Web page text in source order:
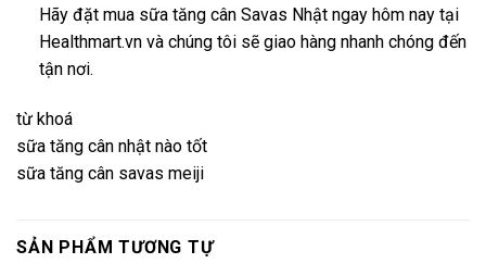
Hãy đặt mua sữa tăng cân Savas Nhật ngay hôm nay tại
Healthmart.vn và chúng tôi sẽ giao hàng nhanh chóng đến
tận nơi.
từ khoá
sữa tăng cân nhật nào tốt
sữa tăng cân savas meiji
SẢN PHẨM TƯƠNG TỰ